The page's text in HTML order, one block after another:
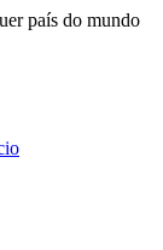
país do mundo